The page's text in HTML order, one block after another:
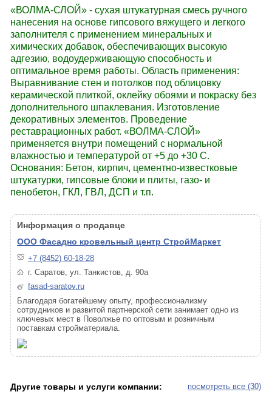
«ВОЛМА-СЛОЙ» - сухая штукатурная смесь ручного
нанесения на основе гипсового вяжущего и легкого
заполнителя с применением минеральных и
химических добавок, обеспечивающих высокую
адгезию, водоудерживающую способность и
оптимальное время работы. Область применения:
Выравнивание стен и потолков под облицовку
керамической плиткой, оклейку обоями и покраску без
дополнительного шпаклевания. Изготовление
декоративных элементов. Проведение
реставрационных работ. «ВОЛМА-СЛОЙ»
применяется внутри помещений с нормальной
влажностью и температурой от +5 до +30 С.
Основания: Бетон, кирпич, цементно-известковые
штукатурки, гипсовые блоки и плиты, газо- и
пенобетон, ГКЛ, ГВЛ, ДСП и т.п.
Информация о продавце
ООО Фасадно кровельный центр СтройМаркет
+7 (8452) 60-18-28
г. Саратов, ул. Танкистов, д. 90а
fasad-saratov.ru
Благодаря богатейшему опыту, профессионализму
сотрудников и развитой партнерской сети занимает одно из
ключевых мест в Поволжье по оптовым и розничным
поставкам стройматериала.
посмотреть все (30)
Другие товары и услуги компании: